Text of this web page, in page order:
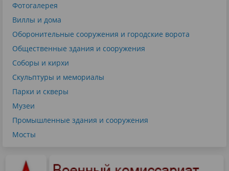
Фотогалерея
Виллы и дома
Оборонительные сооружения и городские ворота
Общественные здания и сооружения
Соборы и кирхи
Скульптуры и мемориалы
Парки и скверы
Музеи
Промышленные здания и сооружения
Мосты